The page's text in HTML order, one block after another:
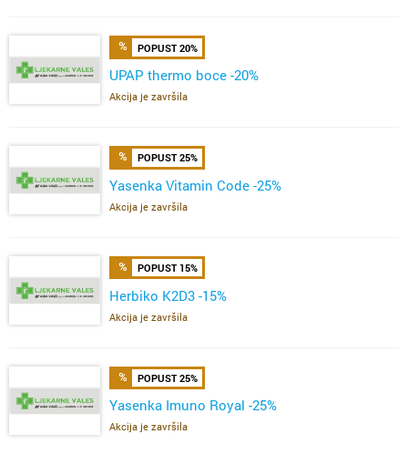
POPUST 20%
UPAP thermo boce -20%
Akcija je završila
POPUST 25%
Yasenka Vitamin Code -25%
Akcija je završila
POPUST 15%
Herbiko K2D3 -15%
Akcija je završila
POPUST 25%
Yasenka Imuno Royal -25%
Akcija je završila